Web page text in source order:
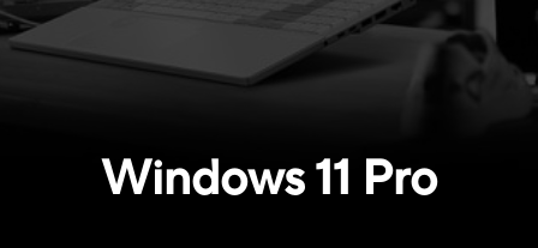
Windows 11 Pro